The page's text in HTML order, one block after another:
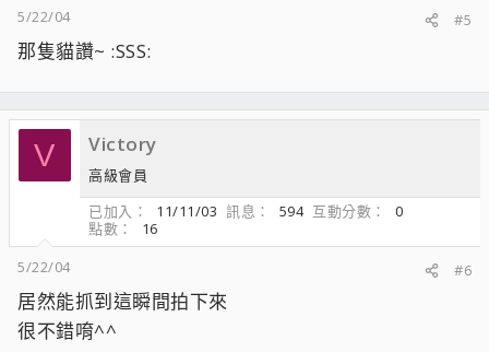
5/22/04
#5
那隻貓讚~ :SSS:
V Victory
高級會員
已加入
11/11/03 訊息 594 互動分數
0
點數
16
5/22/04
#6
居然能抓到這瞬間拍下來
很不錯唷^^